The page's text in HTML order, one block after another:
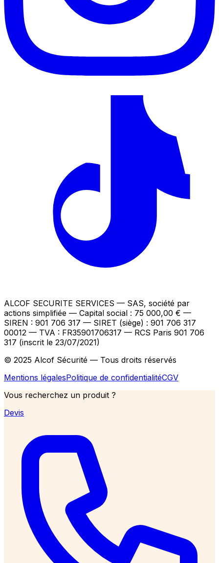
ALCOF SECURITE SERVICES — SAS, société par
actions simplifiée — Capital social : 75 000,00 € —
SIREN : 901 706 317 — SIRET (siège) : 901 706 317
00012 — TVA : FR35901706317 — RCS Paris 901 706
317 (inscrit le 23/07/2021)
© 2025 Alcof Sécurité — Tous droits réservés
Mentions légalesPolitique de confidentialitéCGV
Vous recherchez un produit ?
Devis